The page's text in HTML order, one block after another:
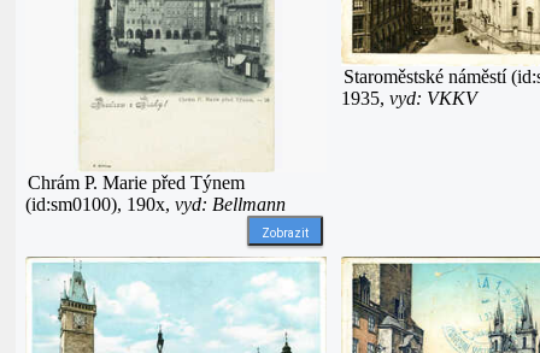
Chrám P. Marie před Týnem
(id:sm0100), 190x, vyd: Bellmann
Zobrazit
Staroměstské náměstí
1935, vyd: VKKV